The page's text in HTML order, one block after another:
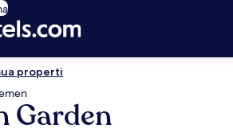
properti
Garden